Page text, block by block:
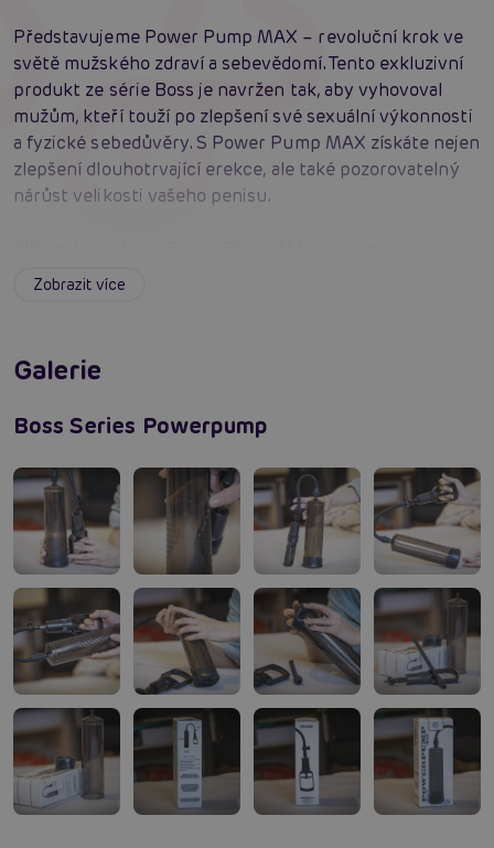
Představujeme Power Pump MAX – revoluční krok ve
světě mužského zdraví a sebevědomí. Tento exkluzivní
produkt ze série Boss je navržen tak, aby vyhovoval
mužům, kteří touží po zlepšení své sexuální výkonnosti
a fyzické sebedůvěry. S Power Pump MAX získáte nejen
zlepšení dlouhotrvající erekce, ale také pozorovatelný
nárůst velikosti vašeho penisu.
kvalitních materiálů a inovativního designu. Tento
komfortní a bezpečné používání. Silná mačkací pumpa s
bezpečnostním ventilem umožňuje efektivní vytvoření
dosáhnout silnější a pevnější erekce, zvýšit citlivost
penisu a zlepšit intenzitu orgasmu. Vše je navíc
doprovázeno vizuálním potvrzením vašeho pokroku
díky průhlednému válci s praktickým pravítkem.
Nyní je ten správný čas na změnu. Přidejte Power
Pump MAX do svého života a objevte novou úroveň
sebevědomí a sexuální spokojenosti.
Zlepšení dlouhotrvající erekce: Pravidelné
používání zajišťuje pevnější a trvalejší erekci.
Nárůst velikosti: Pozorovatelné zvýšení délky a
průměru vašeho penisu pro větší sebevědomí.
Zobrazit více
Galerie
Boss Series Powerpump
Recenze Boss Series Powerpump Black Max -